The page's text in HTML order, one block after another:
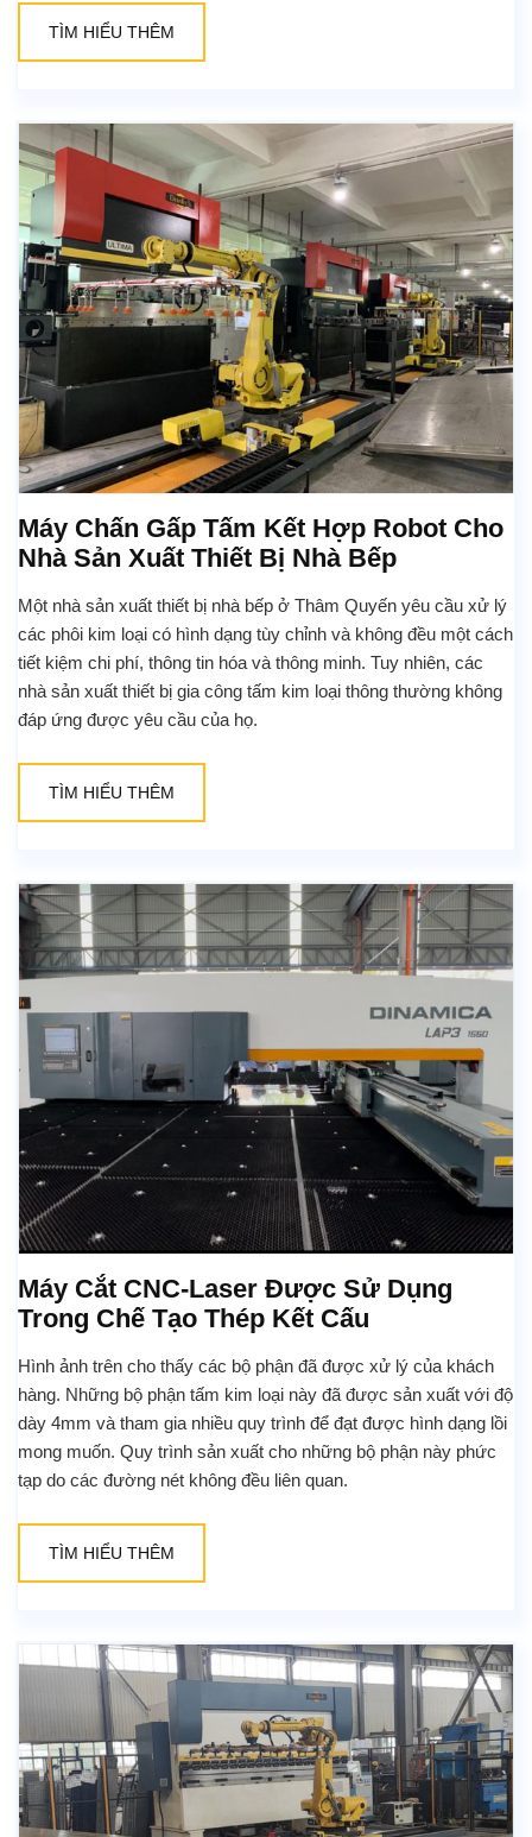
TÌM HIỂU THÊM
Máy Chấn Gấp Tấm Kết Hợp Robot Cho
Nhà Sản Xuất Thiết Bị Nhà Bếp
Một nhà sản xuất thiết bị nhà bếp ở Thâm Quyến yêu cầu xử lý
các phôi kim loại có hình dạng tùy chỉnh và không đều một cách
tiết kiệm chi phí, thông tin hóa và thông minh. Tuy nhiên, các
nhà sản xuất thiết bị gia công tấm kim loại thông thường không
đáp ứng được yêu cầu của họ.
TÌM HIỂU THÊM
Máy Cắt CNC-Laser Được Sử Dụng
Trong Chế Tạo Thép Kết Cấu
Hình ảnh trên cho thấy các bộ phận đã được xử lý của khách
hàng. Những bộ phận tấm kim loại này đã được sản xuất với độ
dày 4mm và tham gia nhiều quy trình để đạt được hình dạng lồi
mong muốn. Quy trình sản xuất cho những bộ phận này phức
tạp do các đường nét không đều liên quan.
TÌM HIỂU THÊM